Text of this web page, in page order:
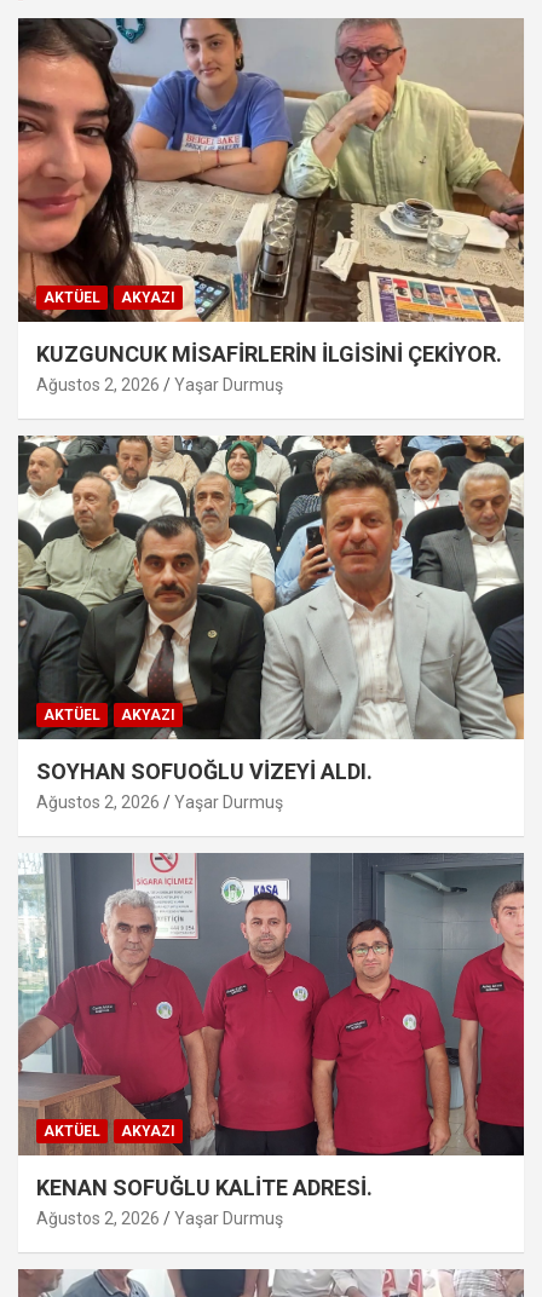
AKTÜEL AKYAZI
KUZGUNCUK MİSAFİRLERİN İLGİSİNİ ÇEKİYOR.
Ağustos 2, 2026 Yaşar Durmuş
AKTÜEL AKYAZI
SOYHAN SOFUOĞLU VİZEYİ ALDI.
Ağustos 2, 2026 Yaşar Durmuş
AKTÜEL AKYAZI
KENAN SOFUĞLU KALİTE ADRESİ.
Ağustos 2, 2026 Yaşar Durmuş